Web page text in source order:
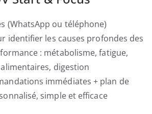
(WhatsApp ou téléphone)
identifier les causes profondes des
: métabolisme, fatigue,
digestion
immédiates + plan de
simple et efficace